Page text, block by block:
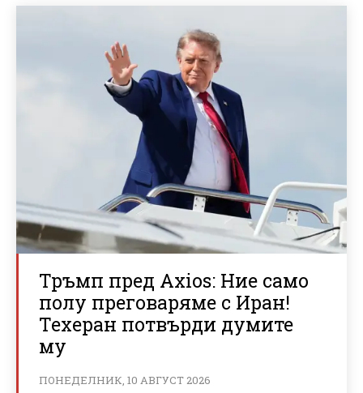
Тръмп пред Axios: Ние само
полу преговаряме с Иран!
Техеран потвърди думите
му
ПОНЕДЕЛНИК, 10 АВГУСТ 2026